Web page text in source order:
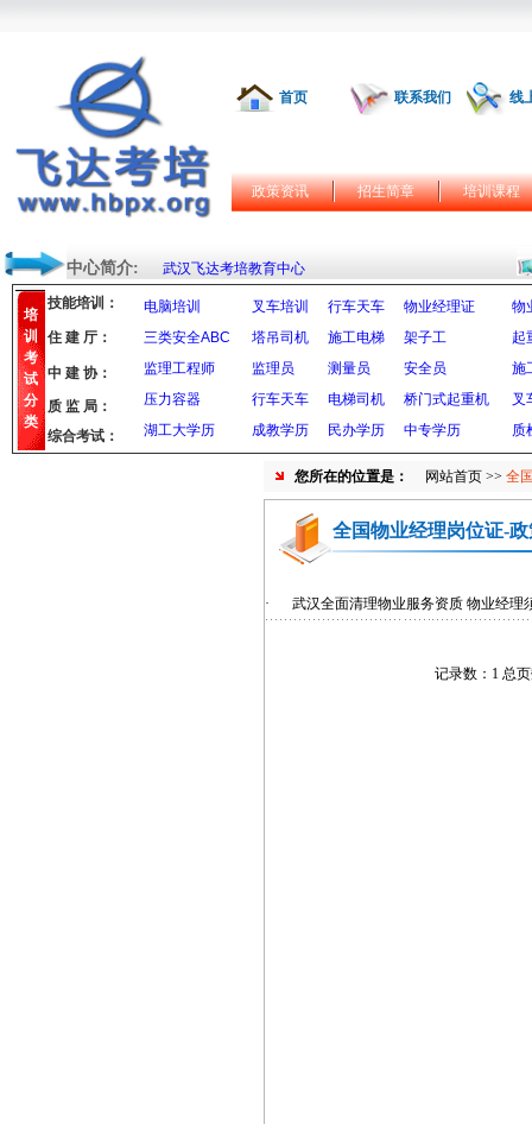
首页 联系我们 线
政策资讯 招生简章 培训课程
中心简介: 武汉飞达考培教育中心
培
训
考
试
分
类
技能培训： 电脑培训 叉车培训 行车天车 物业经理证
物
三类安全ABC
塔吊司机 施工电梯 架子工
起
监理工程师
监理员 测量员 安全员
施
压力容器
行车天车 电梯司机 桥门式起重机
叉
湖工大学历
成教学历 民办学历 中专学历 质
住 建 厅：
中 建 协：
质 监 局：
综合考试：
您所在的位置是： 网站首页 >> 全
全国物业经理岗位证-
· 武汉全面清理物业服务资质 物业经理
记录数：1 总